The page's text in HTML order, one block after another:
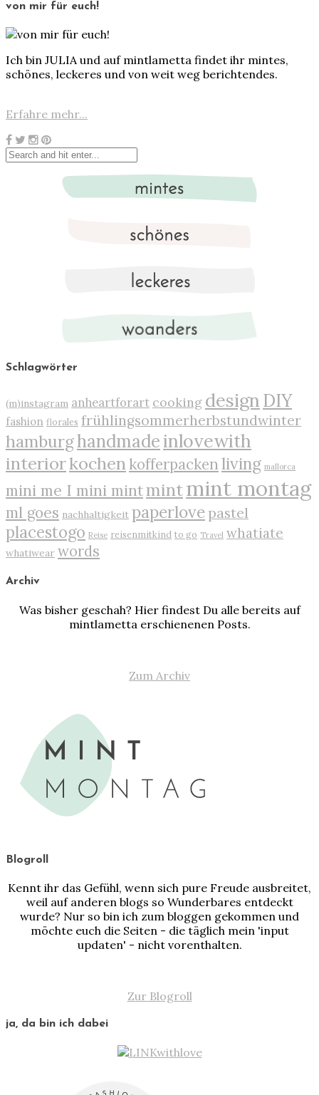
von mir für euch!
Ich bin JULIA und auf mintlametta findet ihr mintes,
schönes, leckeres und von weit weg berichtendes.
Erfahre mehr...
Schlagwörter
(m)instagram anheartforart cooking designDIY
fashion florales frühlingsommerherbstundwinter
hamburghandmadeinlovewith
interiorkochenkofferpackenliving mallorca
mini me I mini mintmintmint montag
ml goes nachhaltigkeit paperlove pastel
placestogo Reise reisenmitkind to go Travel whatiate
whatiwear words
Archiv
Was bisher geschah? Hier findest Du alle bereits auf
mintlametta erschienenen Posts.
Zum Archiv
Blogroll
Kennt ihr das Gefühl, wenn sich pure Freude ausbreitet,
weil auf anderen blogs so Wunderbares entdeckt
wurde? Nur so bin ich zum bloggen gekommen und
möchte euch die Seiten - die täglich mein 'input
updaten' - nicht vorenthalten.
Zur Blogroll
ja, da bin ich dabei